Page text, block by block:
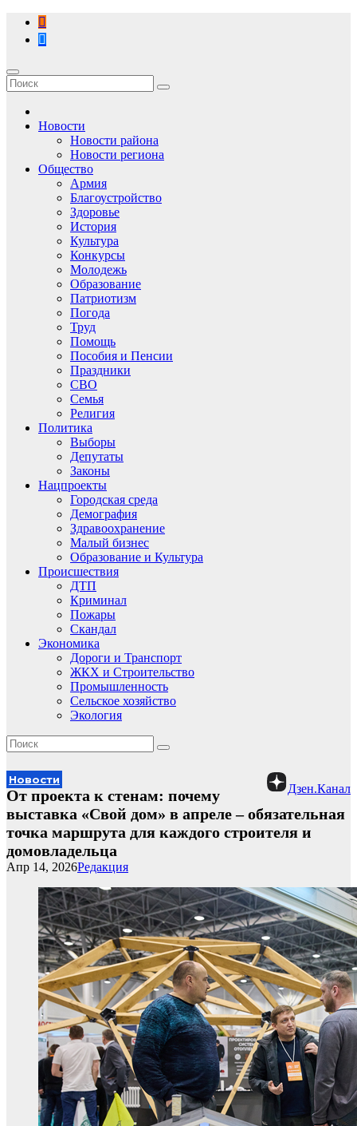
Перейти
содержимому
Новости
Новости района
Новости региона
Общество
Армия
Благоустройство
Здоровье
История
Культура
Конкурсы
Молодежь
Образование
Патриотизм
Погода
Труд
Помощь
Пособия и Пенсии
Праздники
СВО
Семья
Религия
Политика
Выборы
Депутаты
Законы
Нацпроекты
Городская среда
Демография
Здравоохранение
Малый бизнес
Образование и Культура
Происшествия
ДТП
Криминал
Пожары
Скандал
Экономика
Дороги и Транспорт
ЖКХ и Строительство
Промышленность
Сельское хозяйство
Экология
Новости
Дзен.Канал
От проекта к стенам: почему
выставка «Свой дом» в апреле – обязательная
точка маршрута для каждого строителя и
домовладельца
Редакция
Апр 14, 2026